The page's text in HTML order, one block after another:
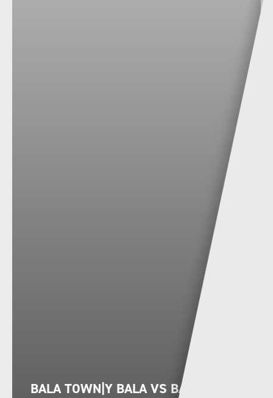
BALA TOWN|Y BALA VS BARRY